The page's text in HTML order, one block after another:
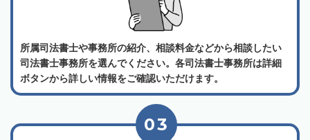
所属司法書士や事務所の紹介、相談料金などから相談したい
司法書士事務所を選んでください。各司法書士事務所は詳細
ボタンから詳しい情報をご確認いただけます。
03